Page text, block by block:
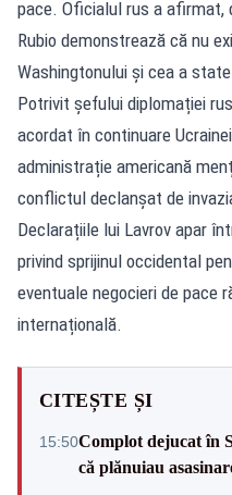
pace. Oficialul rus a afirmat,
Rubio demonstrează că nu
Washingtonului și cea a
Potrivit șefului diplomației
acordat în continuare
administrație americană
conflictul declanșat de
Declarațiile lui Lavrov apar
privind sprijinul occidental
eventuale negocieri de pace
internațională.
CITEȘTE ȘI
15:50Complot dejucat în
că plănuiau